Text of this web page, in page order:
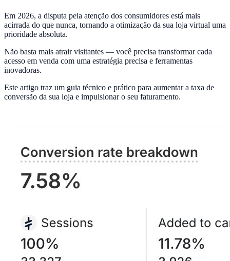
Em 2026, a disputa pela atenção dos consumidores está mais
acirrada do que nunca, tornando a otimização da sua loja virtual uma
prioridade absoluta.
Não basta mais atrair visitantes — você precisa transformar cada
acesso em venda com uma estratégia precisa e ferramentas
inovadoras.
Este artigo traz um guia técnico e prático para aumentar a taxa de
conversão da sua loja e impulsionar o seu faturamento.